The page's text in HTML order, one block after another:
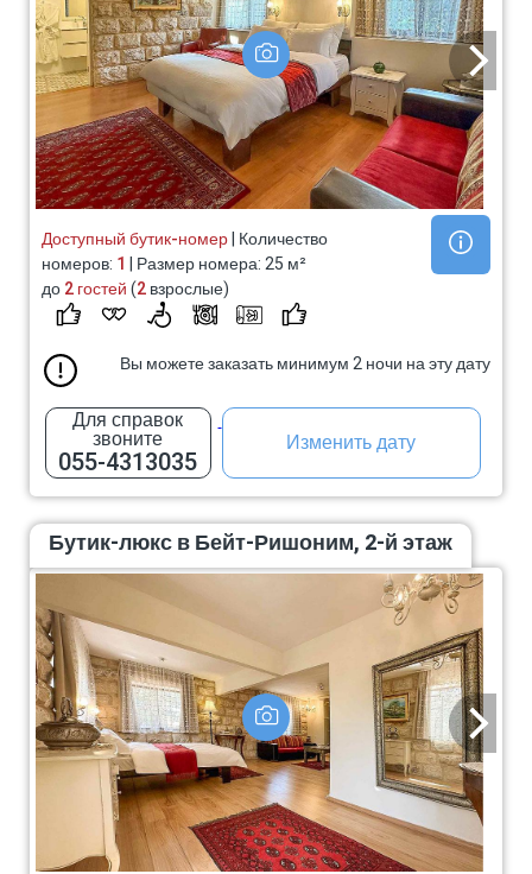
Доступный бутик-номер| Количество
номеров: 1 | Размер номера: 25 м²
до2 гостей(2взрослые)
Вы можете заказать минимум 2 ночи на эту дату
Для справок
звоните
055-4313035
Изменить дату
Бутик-люкс в Бейт-Ришоним, 2-й этаж